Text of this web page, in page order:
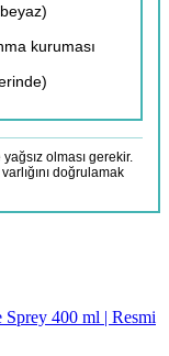
kuruması
olması gerekir.
doğrulamak
400 ml | Resmi